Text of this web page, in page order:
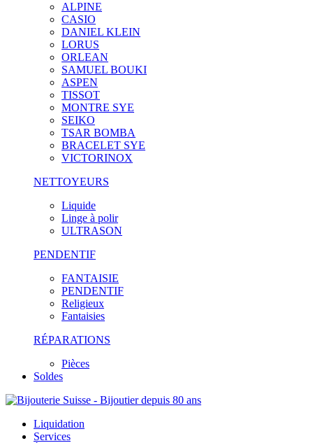
ALPINE
CASIO
DANIEL KLEIN
LORUS
ORLEAN
SAMUEL BOUKI
ASPEN
TISSOT
MONTRE SYE
SEIKO
TSAR BOMBA
BRACELET SYE
VICTORINOX
NETTOYEURS
Liquide
Linge à polir
ULTRASON
PENDENTIF
FANTAISIE
PENDENTIF
Religieux
Fantaisies
RÉPARATIONS
Pièces
Soldes
Liquidation
Services